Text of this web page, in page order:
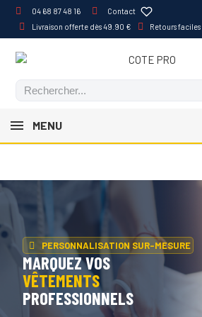
04 68 87 48 16
Contact
Livraison offerte dès 49.90 €
Retours faciles
MENU
PERSONNALISATION SUR-MESURE
MARQUEZ VOS
VÊTEMENTS
PROFESSIONNELS